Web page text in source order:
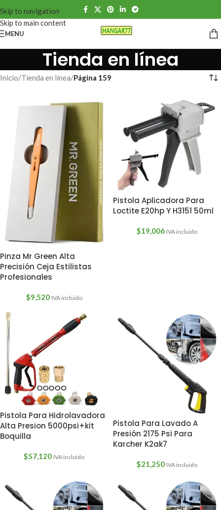
Skip to navigation
Skip to main content
MENU
Tienda en línea
Inicio/Tienda en línea/Página 159
Pinza Mr Green Alta
Precisión Ceja Estilistas
Profesionales
$9,520 IVA incluido
Pistola Aplicadora Para
Loctite E20hp Y H3151 50ml
$19,006 IVA incluido
Pistola Para Hidrolavadora
Alta Presion 5000psi+kit
Boquilla
$57,120 IVA incluido
Pistola Para Lavado A
Presión 2175 Psi Para
Karcher K2ak7
$21,250 IVA incluido